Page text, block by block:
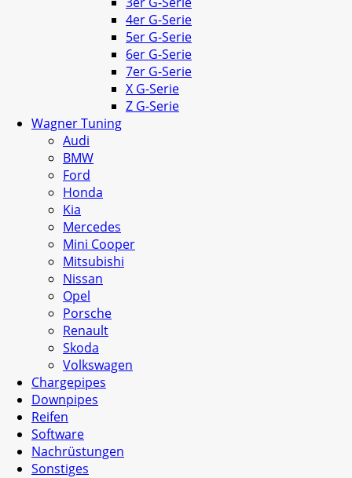
4er G-Serie
5er G-Serie
6er G-Serie
7er G-Serie
X G-Serie
Z G-Serie
Wagner Tuning
Audi
BMW
Ford
Honda
Kia
Mercedes
Mini Cooper
Mitsubishi
Nissan
Opel
Porsche
Renault
Skoda
Volkswagen
Chargepipes
Downpipes
Reifen
Software
Nachrüstungen
Sonstiges